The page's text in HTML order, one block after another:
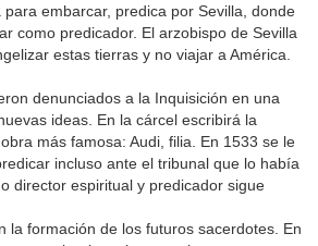
embarcar, predica por Sevilla, donde
como predicador. El arzobispo de Sevilla
estas tierras y no viajar a América.
denunciados a la Inquisición en una
ideas. En la cárcel escribirá la
más famosa: Audi, filia. En 1533 se le
incluso ante el tribunal que lo había
director espiritual y predicador sigue
la formación de los futuros sacerdotes. En